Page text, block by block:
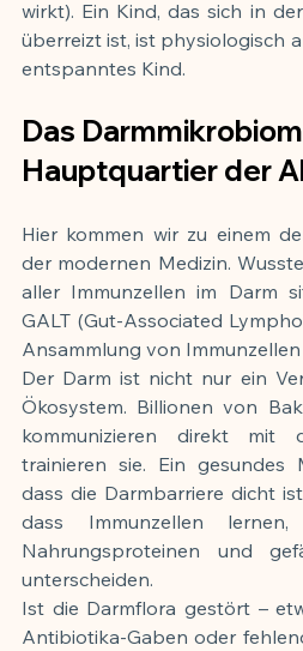
wirkt). Ein Kind, das sich in
überreizt ist, ist physiologisch
entspanntes Kind.
Das
Hauptquartier der
Hier kommen wir zu einem
der modernen Medizin.
aller Immunzellen im Darm
GALT (Gut-Associated
Ansammlung von Immunzellen
Der Darm ist nicht nur ein
Ökosystem. Billionen von
kommunizieren direkt mit
trainieren sie. Ein gesundes
dass die Darmbarriere dicht
dass Immunzellen lernen,
Nahrungsproteinen und
unterscheiden.
Ist die Darmflora gestört –
Antibiotika-Gaben oder